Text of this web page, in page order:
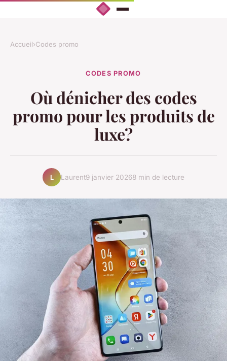
Accueil›Codes promo
CODES PROMO
Où dénicher des codes
promo pour les produits de
luxe?
L Laurent9 janvier 20268 min de lecture